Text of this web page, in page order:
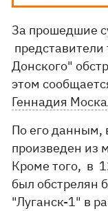
За прошедшие
Донского"
этом
Геннадия
По его данным,
произведен из
Кроме того, в
был обстрелян
"Луганск-1" в